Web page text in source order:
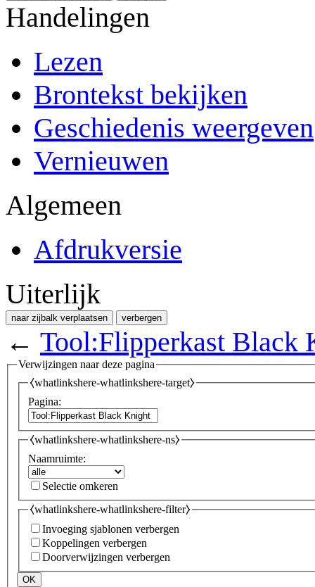
Handelingen
Lezen
Brontekst bekijken
Geschiedenis weergeven
Vernieuwen
Algemeen
Afdrukversie
Uiterlijk
naar zijbalk verplaatsen verbergen
← Tool:Flipperkast Black
Verwijzingen naar deze pagina
⧼whatlinkshere-whatlinkshere-target⧽
Pagina:
⧼whatlinkshere-whatlinkshere-ns⧽
Naamruimte:
Selectie omkeren
⧼whatlinkshere-whatlinkshere-filter⧽
Invoeging sjablonen verbergen
Koppelingen verbergen
Doorverwijzingen verbergen
OK